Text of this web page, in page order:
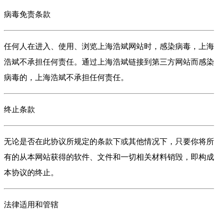
病毒免责条款
任何人在进入、使用、浏览上海浩斌网站时，感染病毒，上海
浩斌不承担任何责任。通过上海浩斌链接到第三方网站而感染
病毒的，上海浩斌不承担任何责任。
终止条款
无论是否在此协议所规定的条款下或其他情况下，只要你将所
有的从本网站获得的软件、文件和一切相关材料销毁，即构成
本协议的终止。
法律适用和管辖